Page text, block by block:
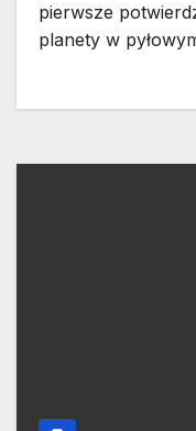
pierwsze
planety w